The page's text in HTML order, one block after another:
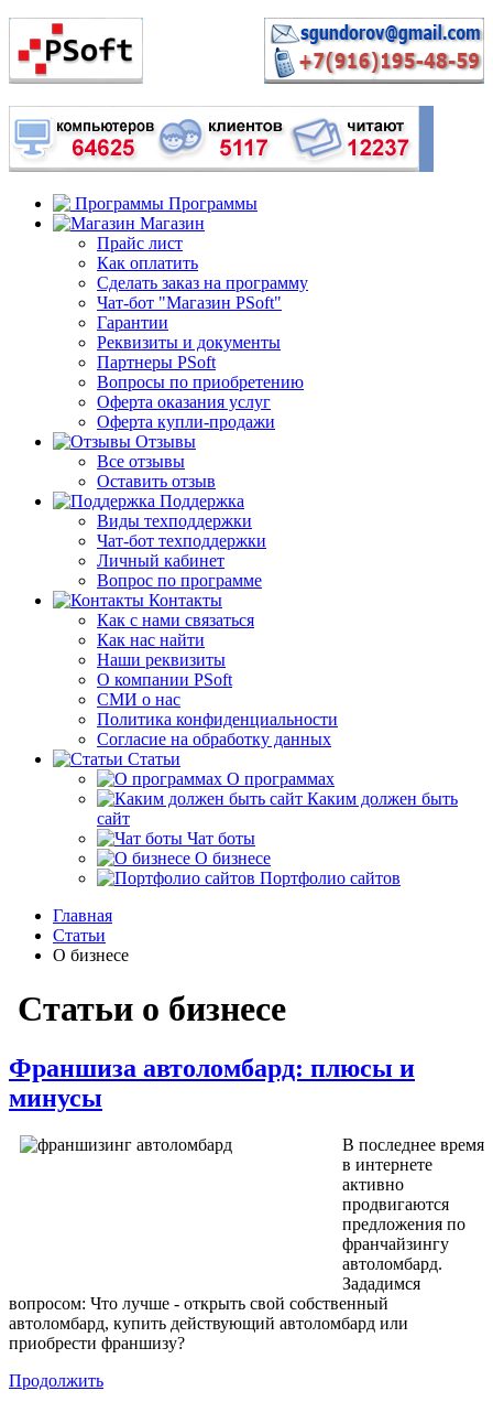
Программы
Магазин
Прайс лист
Как оплатить
Сделать заказ на программу
Чат-бот "Магазин PSoft"
Гарантии
Реквизиты и документы
Партнеры PSoft
Вопросы по приобретению
Оферта оказания услуг
Оферта купли-продажи
Отзывы
Все отзывы
Оставить отзыв
Поддержка
Виды техподдержки
Чат-бот техподдержки
Личный кабинет
Вопрос по программе
Контакты
Как с нами связаться
Как нас найти
Наши реквизиты
О компании PSoft
СМИ о нас
Политика конфиденциальности
Согласие на обработку данных
Статьи
О программах
Каким должен быть
сайт
Чат боты
О бизнесе
Портфолио сайтов
Главная
Статьи
О бизнесе
Статьи о бизнесе
Франшиза автоломбард: плюсы и
минусы
В последнее время
в интернете
активно
продвигаются
предложения по
франчайзингу
автоломбард.
Зададимся
вопросом: Что лучше - открыть свой собственный
автоломбард, купить действующий автоломбард или
приобрести франшизу?
Продолжить